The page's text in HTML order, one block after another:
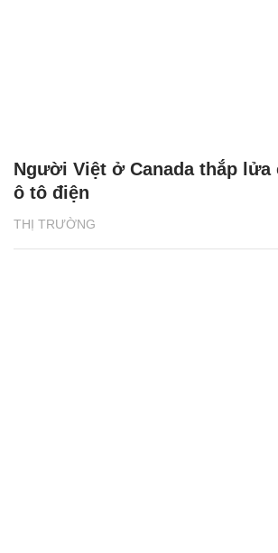
THỊ TRƯỜNG
Người Việt ở Canada thắp lửa
ô tô điện